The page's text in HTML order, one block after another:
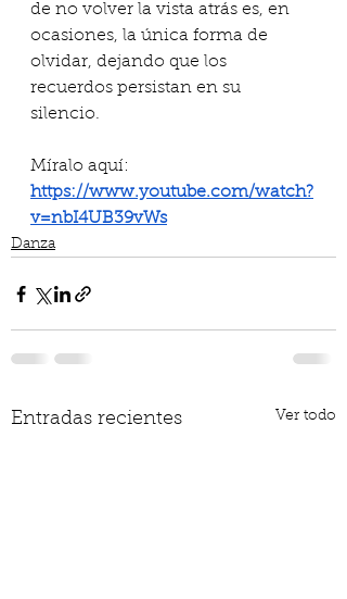
de no volver la vista atrás es, en
ocasiones, la única forma de
olvidar, dejando que los
recuerdos persistan en su
silencio.
Míralo aquí:
https://www.youtube.com/watch?
v=nbI4UB39vWs
Danza
Entradas recientes Ver todo